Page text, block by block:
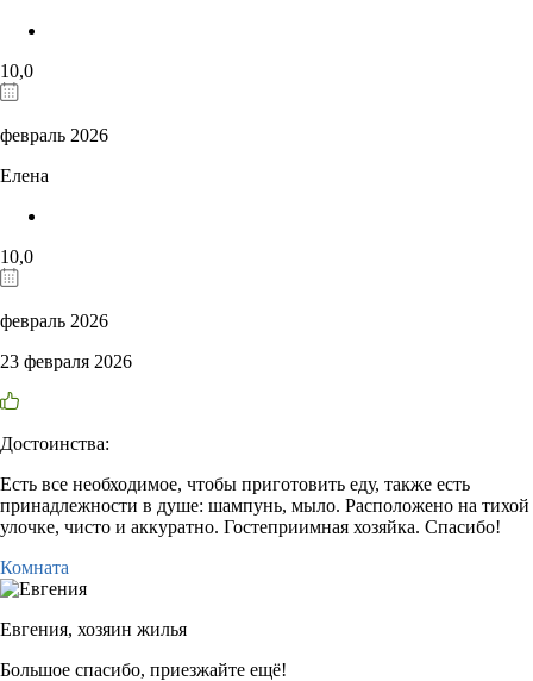
10,0
февраль 2026
Елена
10,0
февраль 2026
23 февраля 2026
Достоинства:
Есть все необходимое, чтобы приготовить еду, также есть
принадлежности в душе: шампунь, мыло. Расположено на тихой
улочке, чисто и аккуратно. Гостеприимная хозяйка. Спасибо!
Комната
Евгения, хозяин жилья
Большое спасибо, приезжайте ещё!